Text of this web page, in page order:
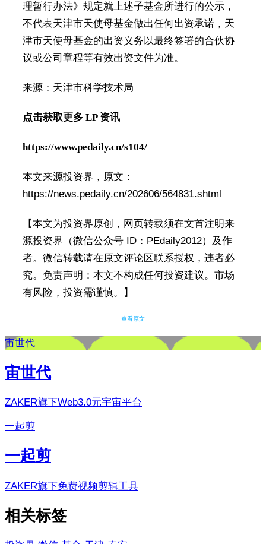
理暂行办法》规定就上述子基金所进行的公示，
不代表天津市天使母基金做出任何出资承诺，天
津市天使母基金的出资义务以最终签署的合伙协
议或公司章程等有效出资文件为准。
来源：天津市科学技术局
点击获取更多 LP 资讯
https://www.pedaily.cn/s104/
本文来源投资界，原文：
https://news.pedaily.cn/202606/564831.shtml
【本文为投资界原创，网页转载须在文首注明来
源投资界（微信公众号 ID：PEdaily2012）及作
者。微信转载请在原文评论区联系授权，违者必
究。免责声明：本文不构成任何投资建议。市场
有风险，投资需谨慎。】
查看原文
宙世代
宙世代
ZAKER旗下Web3.0元宇宙平台
一起剪
一起剪
ZAKER旗下免费视频剪辑工具
相关标签